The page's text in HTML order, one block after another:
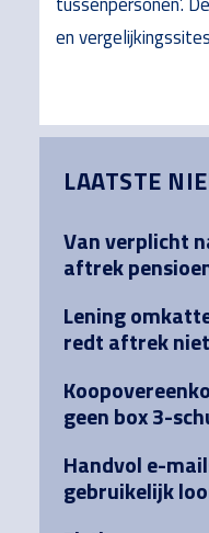
en
Sidebar
LAATSTE
Van verplicht
aftrek
Lening
redt aftrek niet
geen box 3-
Handvol e-
gebruikelijk